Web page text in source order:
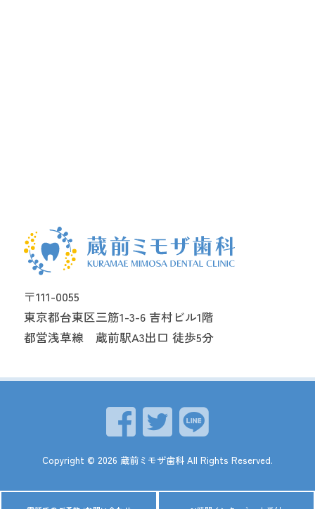
〒111-0055
東京都台東区三筋1-3-6 吉村ビル1階
都営浅草線 蔵前駅A3出口 徒歩5分
Copyright © 2026 蔵前ミモザ歯科 All Rights Reserved.